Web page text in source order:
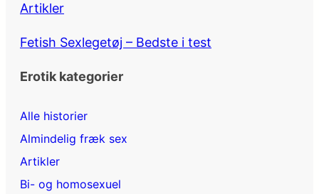
Artikler
Fetish Sexlegetøj – Bedste i test
Erotik kategorier
Alle historier
Almindelig fræk sex
Artikler
Bi- og homosexuel